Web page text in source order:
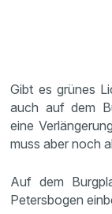
Gibt es grünes
auch auf dem
eine
muss aber noch
Auf dem
Petersbogen